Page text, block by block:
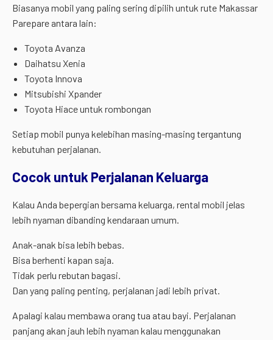
Biasanya mobil yang paling sering dipilih untuk rute Makassar
Parepare antara lain:
Toyota Avanza
Daihatsu Xenia
Toyota Innova
Mitsubishi Xpander
Toyota Hiace untuk rombongan
Setiap mobil punya kelebihan masing-masing tergantung
kebutuhan perjalanan.
Cocok untuk Perjalanan Keluarga
Kalau Anda bepergian bersama keluarga, rental mobil jelas
lebih nyaman dibanding kendaraan umum.
Anak-anak bisa lebih bebas.
Bisa berhenti kapan saja.
Tidak perlu rebutan bagasi.
Dan yang paling penting, perjalanan jadi lebih privat.
Apalagi kalau membawa orang tua atau bayi. Perjalanan
panjang akan jauh lebih nyaman kalau menggunakan